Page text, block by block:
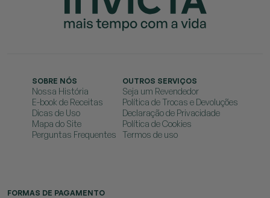
SOBRE NÓS
Nossa História
E-book de Receitas
Dicas de Uso
Mapa do Site
Perguntas Frequentes
OUTROS SERVIÇOS
Seja um Revendedor
Política de Trocas e Devoluções
Declaração de Privacidade
Política de Cookies
Termos de uso
FORMAS DE PAGAMENTO